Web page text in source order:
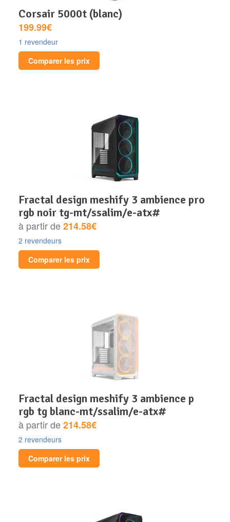
corsair 5000t (blanc)
199.99€
1 revendeur
Comparer les prix
fractal design meshify 3 ambience pro
rgb noir tg-mt/ssalim/e-atx#
à partir de214.58€
2 revendeurs
Comparer les prix
fractal design meshify 3 ambience p
rgb tg blanc-mt/ssalim/e-atx#
à partir de214.58€
2 revendeurs
Comparer les prix